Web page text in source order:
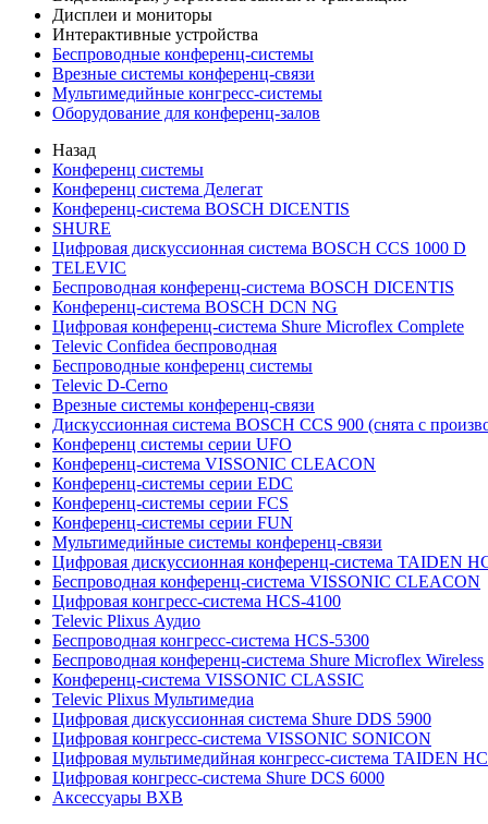
Дисплеи и мониторы
Интерактивные устройства
Беспроводные конференц-системы
Врезные системы конференц-связи
Мультимедийные конгресс-системы
Оборудование для конференц-залов
Назад
Конференц системы
Конференц система Делегат
Конференц-система BOSCH DICENTIS
SHURE
Цифровая дискуссионная система BOSCH CCS 1000 D
TELEVIC
Беспроводная конференц-система BOSCH DICENTIS
Конференц-система BOSCH DCN NG
Цифровая конференц-система Shure Microflex Complete
Televic Confidea беспроводная
Беспроводные конференц системы
Televic D-Cerno
Врезные системы конференц-связи
Дискуссионная система BOSCH CCS 900 (снята с
Конференц системы серии UFO
Конференц-система VISSONIC CLEACON
Конференц-системы серии EDC
Конференц-системы серии FCS
Конференц-системы серии FUN
Мультимедийные системы конференц-связи
Цифровая дискуссионная конференц-система TAIDEN
Беспроводная конференц-система VISSONIC CLEACON
Цифровая конгресс-система HCS-4100
Televic Plixus Аудио
Беспроводная конгресс-система HCS-5300
Беспроводная конференц-система Shure Microflex Wireless
Конференц-система VISSONIC CLASSIC
Televic Plixus Мультимедиа
Цифровая дискуссионная система Shure DDS 5900
Цифровая конгресс-система VISSONIC SONICON
Цифровая мультимедийная конгресс-система TAIDEN
Цифровая конгресс-система Shure DCS 6000
Аксессуары BXB